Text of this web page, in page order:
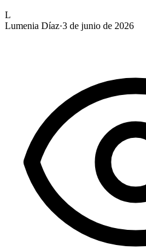
L
Lumenia Díaz·3 de junio de 2026